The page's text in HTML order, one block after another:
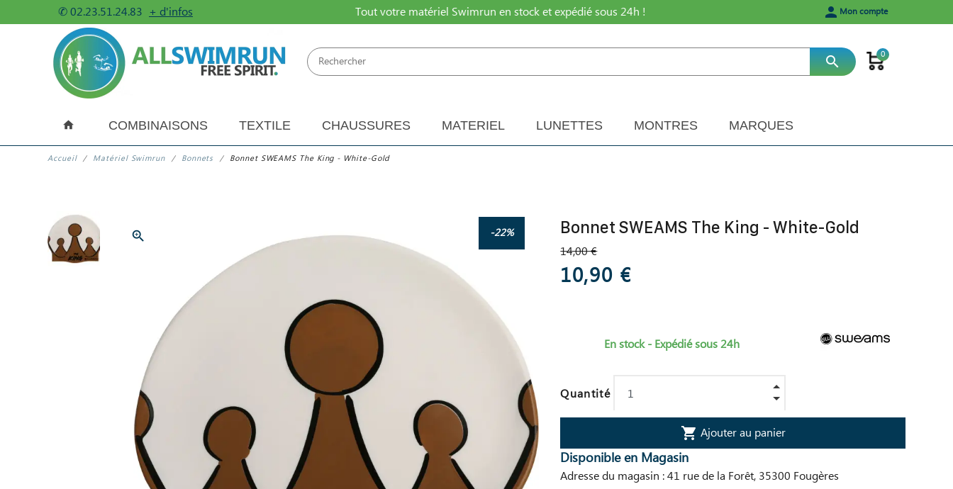
✆02.23.51.24.83 + d'infos Tout votre matériel Swimrun en stock et expédié sous 24h ! person Mon compte
search 0
COMBINAISONS TEXTILE CHAUSSURES MATERIEL LUNETTES MONTRES MARQUES
Accueil Matériel Swimrun Bonnets Bonnet SWEAMS The King - White-Gold
zoom_in -22% Bonnet SWEAMS The King - White-Gold
14,00 €
10,90 €
En stock - Expédié sous 24h
Quantité
shopping_cart Ajouter au panier
Disponible en Magasin
Adresse du magasin : 41 rue de la Forêt, 35300 Fougères